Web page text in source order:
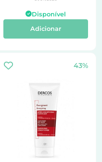
Disponível
Adicionar
43%